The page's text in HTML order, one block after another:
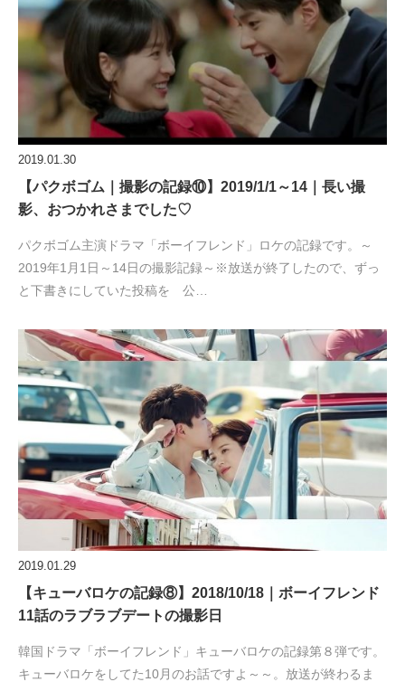
2019.01.30
【パクボゴム｜撮影の記録⑩】2019/1/1～14｜長い撮
影、おつかれさまでした♡
パクボゴム主演ドラマ「ボーイフレンド」ロケの記録です。～
2019年1月1日～14日の撮影記録～※放送が終了したので、ずっ
と下書きにしていた投稿を 公…
2019.01.29
【キューバロケの記録⑧】2018/10/18｜ボーイフレンド
11話のラブラブデートの撮影日
韓国ドラマ「ボーイフレンド」キューバロケの記録第８弾です。
キューバロケをしてた10月のお話ですよ～～。放送が終わるま